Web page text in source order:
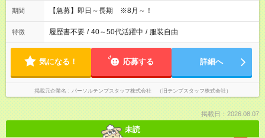
期間 【急募】即日～長期 ※8月～！
特徴 履歴書不要 / 40～50代活躍中 / 服装自由
気になる！ 応募する 詳細へ
掲載元企業名 パーソルテンプスタッフ株式会社 （旧テンプスタッフ株式会社）
掲載日：2026.08.07
未読